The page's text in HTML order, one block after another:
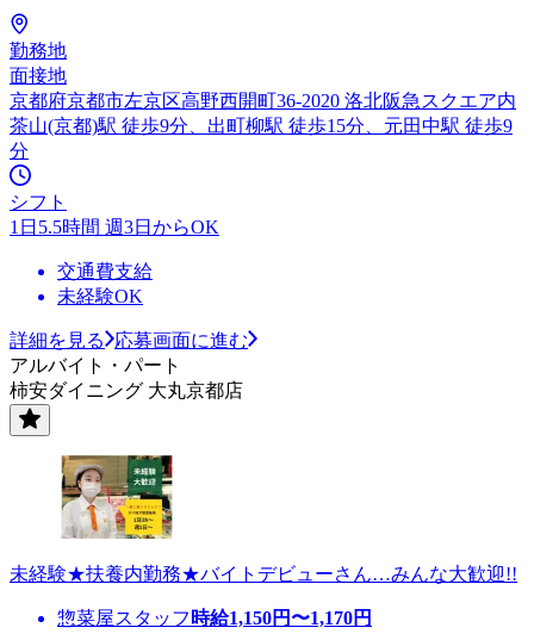
勤務地
面接地
京都府京都市左京区高野西開町36-2020 洛北阪急スクエア内
茶山(京都)駅 徒歩9分、出町柳駅 徒歩15分、元田中駅 徒歩9
分
シフト
1日5.5時間 週3日からOK
交通費支給
未経験OK
詳細を見る
応募画面に進む
アルバイト・パート
柿安ダイニング 大丸京都店
未経験★扶養内勤務★バイトデビューさん…みんな大歓迎!!
惣菜屋スタッフ 時給1,150円〜1,170円